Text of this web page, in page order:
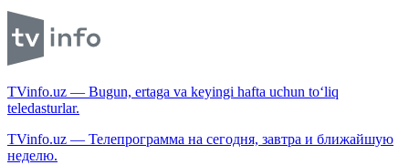
TVinfo.uz — Bugun, ertaga va keyingi hafta uchun to‘liq
teledasturlar.
TVinfo.uz — Телепрограмма на сегодня, завтра и ближайшую
неделю.